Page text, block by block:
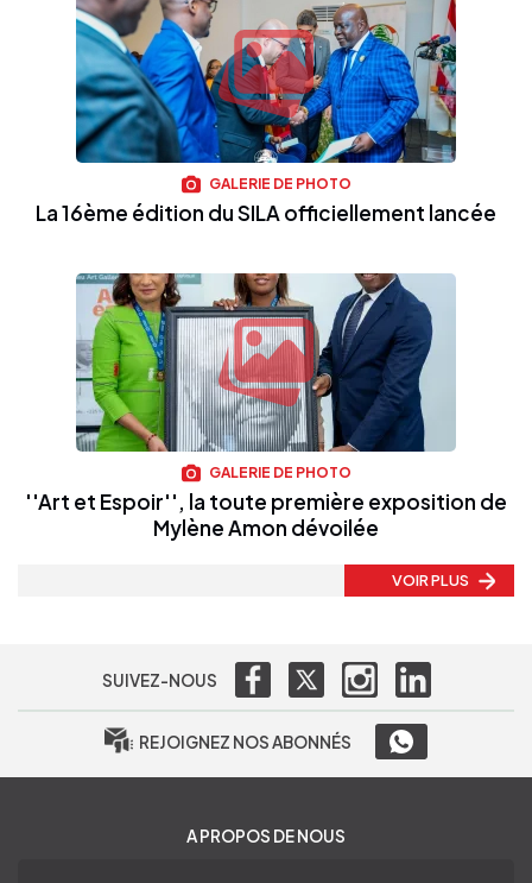
GALERIE DE PHOTO
La 16ème édition du SILA officiellement lancée
GALERIE DE PHOTO
''Art et Espoir'', la toute première exposition de
Mylène Amon dévoilée
VOIR PLUS
SUIVEZ-NOUS
REJOIGNEZ NOS ABONNÉS
A PROPOS DE NOUS